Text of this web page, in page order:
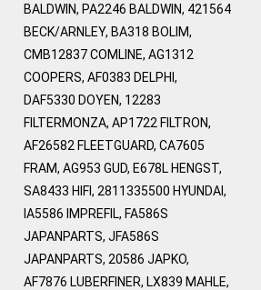
BALDWIN, PA2246 BALDWIN, 421564
BECK/ARNLEY, BA318 BOLIM,
CMB12837 COMLINE, AG1312
COOPERS, AF0383 DELPHI,
DAF5330 DOYEN, 12283
FILTERMONZA, AP1722 FILTRON,
AF26582 FLEETGUARD, CA7605
FRAM, AG953 GUD, E678L HENGST,
SA8433 HIFI, 2811335500 HYUNDAI,
IA5586 IMPREFIL, FA586S
JAPANPARTS, JFA586S
JAPANPARTS, 20586 JAPKO,
AF7876 LUBERFINER, LX839 MAHLE,